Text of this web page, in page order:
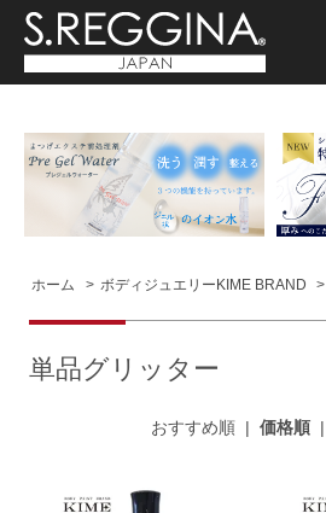
ホーム > ボディジュエリーKIME BRAND >
単品グリッター
おすすめ順| 価格順|